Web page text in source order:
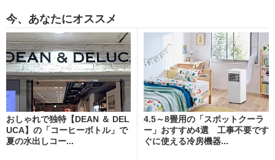
今、あなたにオススメ
おしゃれで独特【DEAN ＆ DEL
UCA】の「コーヒーボトル」で
夏の水出しコー...
4.5～8畳用の「スポットクーラ
ー」おすすめ4選 工事不要です
ぐに使える冷房機器...